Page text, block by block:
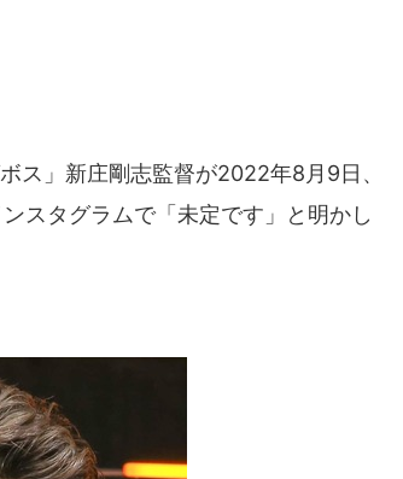
ス」新庄剛志監督が2022年8月9日、
スタグラムで「未定です」と明かし